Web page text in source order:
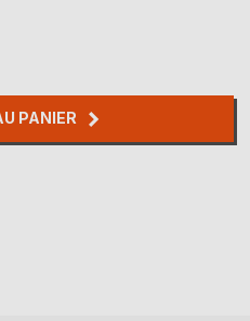
PANIER